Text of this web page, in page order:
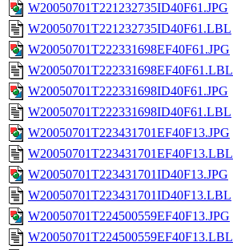
W20050701T221232735ID40F61.JPG
W20050701T221232735ID40F61.LBL
W20050701T222331698EF40F61.JPG
W20050701T222331698EF40F61.LBL
W20050701T222331698ID40F61.JPG
W20050701T222331698ID40F61.LBL
W20050701T223431701EF40F13.JPG
W20050701T223431701EF40F13.LBL
W20050701T223431701ID40F13.JPG
W20050701T223431701ID40F13.LBL
W20050701T224500559EF40F13.JPG
W20050701T224500559EF40F13.LBL